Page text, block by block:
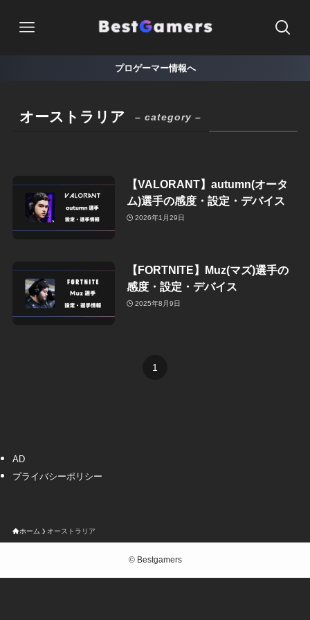
プロゲーマー情報へ
オーストラリア – category –
【VALORANT】autumn(オータ
ム)選手の感度・設定・デバイス
2026年1月29日
【FORTNITE】Muz(マズ)選手の
感度・設定・デバイス
2025年8月9日
1
AD
プライバシーポリシー
ホーム オーストラリア
©Bestgamers